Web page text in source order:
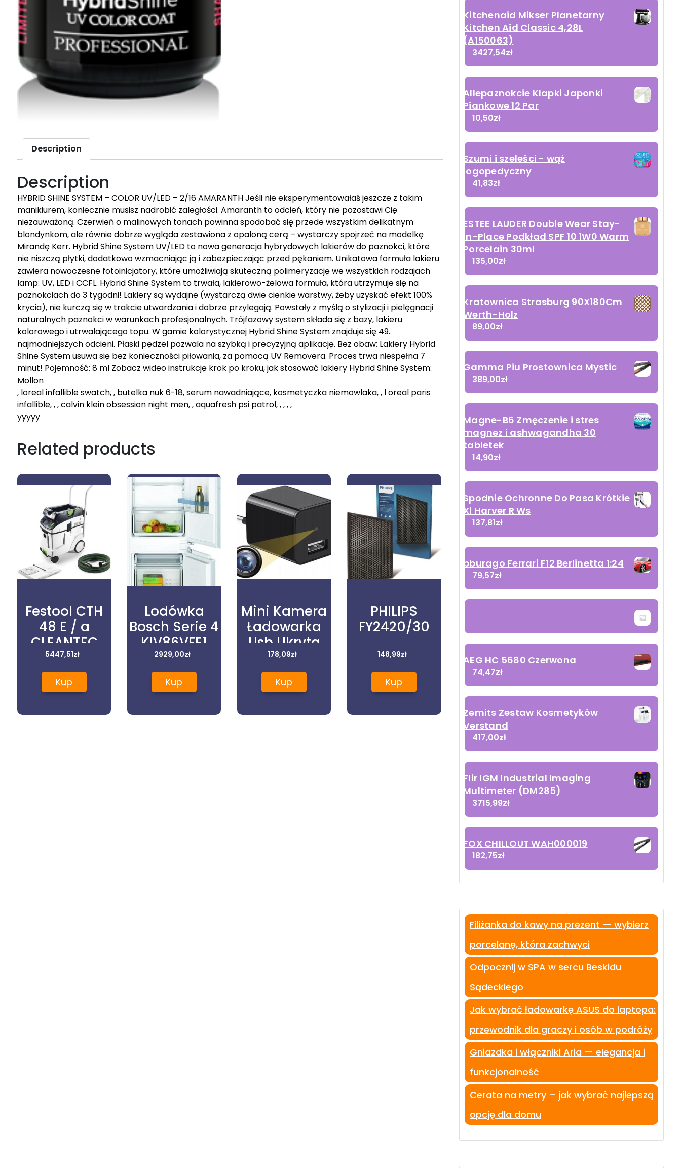
Description
Description
HYBRID SHINE SYSTEM – COLOR UV/LED – 2/16 AMARANTH Jeśli nie eksperymentowałaś jeszcze z takim
manikiurem, koniecznie musisz nadrobić zaległości. Amaranth to odcień, który nie pozostawi Cię
niezauważoną. Czerwień o malinowych tonach powinna spodobać się przede wszystkim delikatnym
blondynkom, ale równie dobrze wygląda zestawiona z opaloną cerą – wystarczy spojrzeć na modelkę
Mirandę Kerr. Hybrid Shine System UV/LED to nowa generacja hybrydowych lakierów do paznokci, które
nie niszczą płytki, dodatkowo wzmacniając ją i zabezpieczając przed pękaniem. Unikatowa formuła lakieru
zawiera nowoczesne fotoinicjatory, które umożliwiają skuteczną polimeryzację we wszystkich rodzajach
lamp: UV, LED i CCFL. Hybrid Shine System to trwała, lakierowo-żelowa formuła, która utrzymuje się na
paznokciach do 3 tygodni! Lakiery są wydajne (wystarczą dwie cienkie warstwy, żeby uzyskać efekt 100%
krycia), nie kurczą się w trakcie utwardzania i dobrze przylegają. Powstały z myślą o stylizacji i pielęgnacji
naturalnych paznokci w warunkach profesjonalnych. Trójfazowy system składa się z bazy, lakieru
kolorowego i utrwalającego topu. W gamie kolorystycznej Hybrid Shine System znajduje się 49.
najmodniejszych odcieni. Płaski pędzel pozwala na szybką i precyzyjną aplikację. Bez obaw: Lakiery Hybrid
Shine System usuwa się bez konieczności piłowania, za pomocą UV Removera. Proces trwa niespełna 7
minut! Pojemność: 8 ml Zobacz wideo instrukcję krok po kroku, jak stosować lakiery Hybrid Shine System:
Mollon
, loreal infallible swatch, , butelka nuk 6-18, serum nawadniające, kosmetyczka niemowlaka, , l oreal paris
infallible, , , calvin klein obsession night men, , aquafresh psi patrol, , , , ,
yyyyy
Related products
Festool CTH
48 E / a
CLEANTEC
574941
5447,51zł
Kup
Lodówka
Bosch Serie 4
KIV86VFE1
2929,00zł
Kup
Mini Kamera
Ładowarka
Usb Ukryta
Szpiegowska
178,09zł
Kup
PHILIPS
FY2420/30
148,99zł
Kup
Kitchenaid Mikser Planetarny
Kitchen Aid Classic 4,28L
(A150063)
3427,54zł
Allepaznokcie Klapki Japonki
Piankowe 12 Par
10,50zł
Szumi i szeleści - wąż
logopedyczny
41,83zł
ESTEE LAUDER Double Wear Stay-
in-Place Podkład SPF 10 1W0 Warm
Porcelain 30ml
135,00zł
Kratownica Strasburg 90X180Cm
Werth-Holz
89,00zł
Gamma Piu Prostownica Mystic
389,00zł
Magne-B6 Zmęczenie i stres
magnez i ashwagandha 30
tabletek
14,90zł
Spodnie Ochronne Do Pasa Krótkie
Xl Harver R Ws
137,81zł
bburago Ferrari F12 Berlinetta 1:24
79,57zł
AEG HC 5680 Czerwona
74,47zł
Zemits Zestaw Kosmetyków
Verstand
417,00zł
Flir IGM Industrial Imaging
Multimeter (DM285)
3715,99zł
FOX CHILLOUT WAH000019
182,75zł
Filiżanka do kawy na prezent — wybierz
porcelanę, która zachwyci
Odpocznij w SPA w sercu Beskidu
Sądeckiego
Jak wybrać ładowarkę ASUS do laptopa:
przewodnik dla graczy i osób w podróży
Gniazdka i włączniki Aria — elegancja i
funkcjonalność
Cerata na metry – jak wybrać najlepszą
opcję dla domu